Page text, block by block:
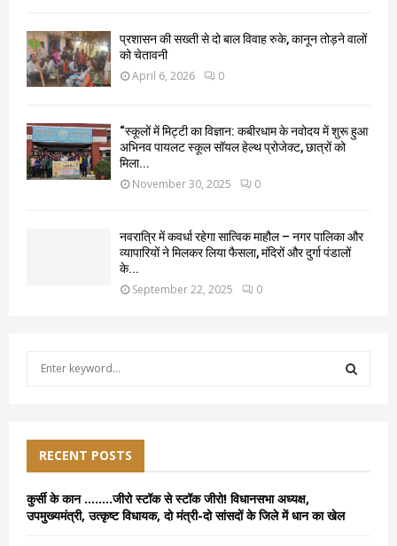
प्रशासन की सख्ती से दो बाल विवाह रुके, कानून तोड़ने वालों
को चेतावनी
April 6, 2026 0
“स्कूलों में मिट्टी का विज्ञान: कबीरधाम के नवोदय में शुरू हुआ
अभिनव पायलट स्कूल सॉयल हेल्थ प्रोजेक्ट, छात्रों को
मिला...
November 30, 2025 0
नवरात्रि में कवर्धा रहेगा सात्विक माहौल – नगर पालिका और
व्यापारियों ने मिलकर लिया फैसला, मंदिरों और दुर्गा पंडालों
के...
September 22, 2025 0
f
o
r
RECENT POSTS
कुर्सी के कान ……..जीरो स्टॉक से स्टॉक जीरो! विधानसभा अध्यक्ष,
उपमुख्यमंत्री, उत्कृष्ट विधायक, दो मंत्री-दो सांसदों के जिले में धान का खेल